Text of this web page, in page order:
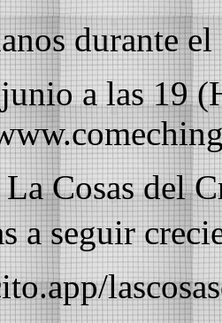
durante el
a las 19
Cosas del
a seguir